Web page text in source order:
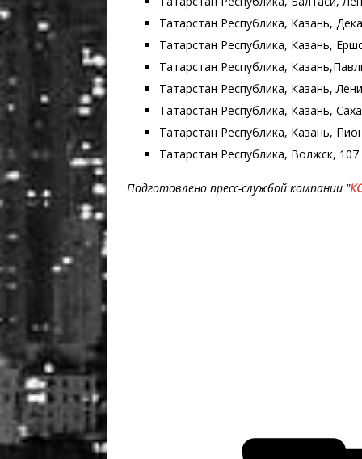
Татарстан Республика, Казань,
Татарстан Республика, Казань,
Татарстан Республика,
Татарстан Республика, Казань,
Татарстан Республика, Казань,
Татарстан Республика, Казань,
Татарстан Республика, Волжск,
Подготовлено пресс-службой компании "